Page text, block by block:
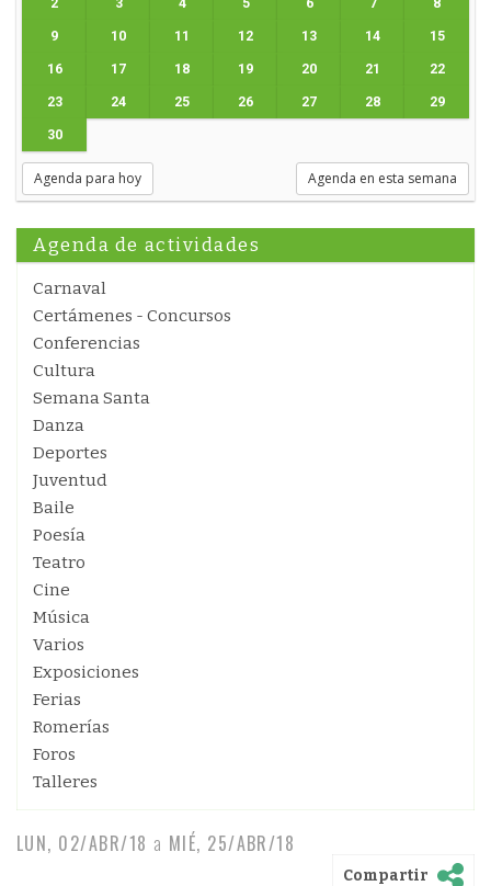
2 3 4 5 6 7 8
9 10 11 12 13 14 15
16 17 18 19 20 21 22
23 24 25 26 27 28 29
30
Agenda para hoy Agenda en esta semana
Agenda de actividades
Carnaval
Certámenes - Concursos
Conferencias
Cultura
Semana Santa
Danza
Deportes
Juventud
Baile
Poesía
Teatro
Cine
Música
Varios
Exposiciones
Ferias
Romerías
Foros
Talleres
LUN, 02/ABR/18 a MIÉ, 25/ABR/18
Compartir